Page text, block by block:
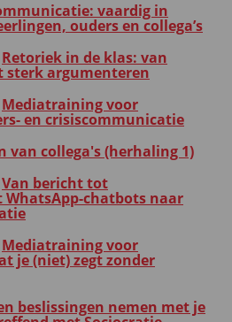
vaardig in
ouders en collega’s
Retoriek in de klas: van
sterk argumenteren
Mediatraining voor
en crisiscommunicatie
van collega's (herhaling 1)
Van bericht tot
chatbots naar
Mediatraining voor
je (niet) zegt zonder
beslissingen nemen met je